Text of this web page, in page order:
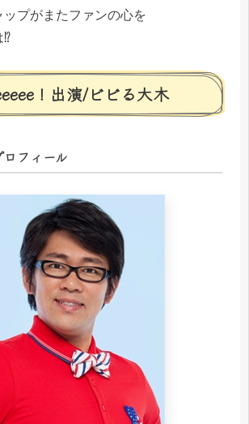
ップがまたファンの心を
⁉
！出演/ビビる大木
フィール